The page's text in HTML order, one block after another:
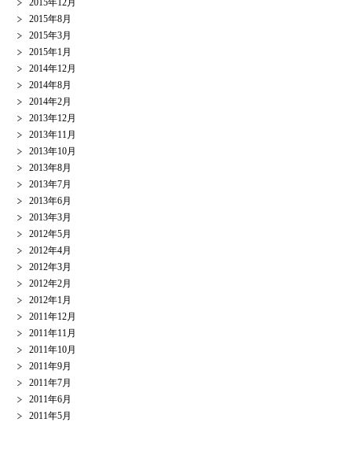
2015年12月
2015年8月
2015年3月
2015年1月
2014年12月
2014年8月
2014年2月
2013年12月
2013年11月
2013年10月
2013年8月
2013年7月
2013年6月
2013年3月
2012年5月
2012年4月
2012年3月
2012年2月
2012年1月
2011年12月
2011年11月
2011年10月
2011年9月
2011年7月
2011年6月
2011年5月